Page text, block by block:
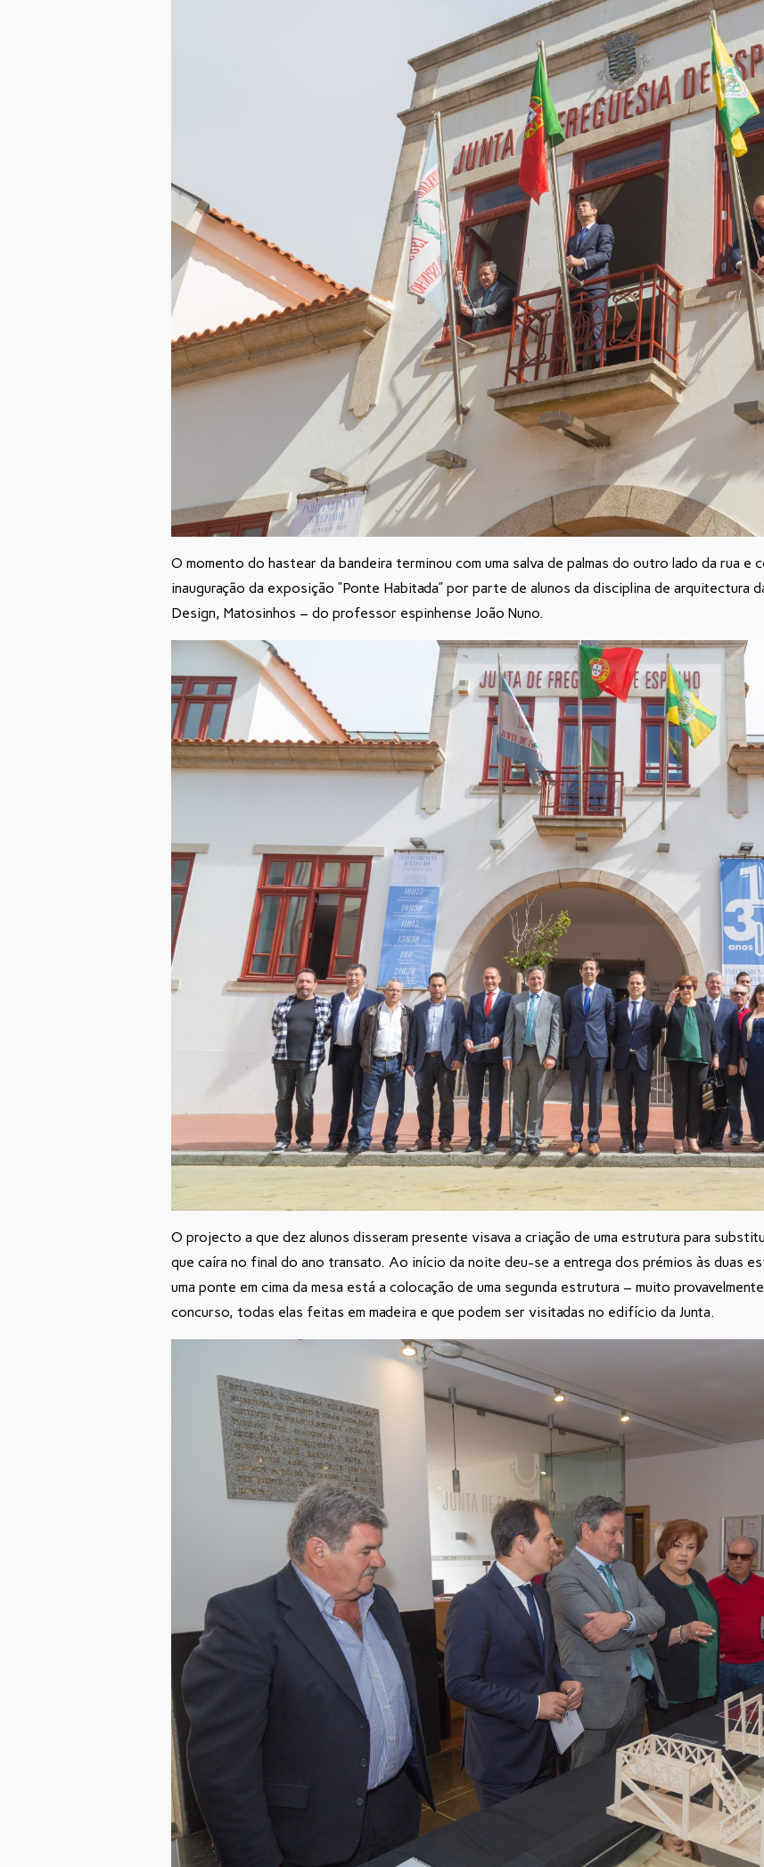
O momento do hastear da bandeira terminou com uma salva de palmas do outro lado da rua
inauguração da exposição “Ponte Habitada” por parte de alunos da disciplina de arquitectura
Design, Matosinhos – do professor espinhense João Nuno.
O projecto a que dez alunos disseram presente visava a criação de uma estrutura para
que caíra no final do ano transato. Ao início da noite deu-se a entrega dos prémios às duas
uma ponte em cima da mesa está a colocação de uma segunda estrutura – muito
concurso, todas elas feitas em madeira e que podem ser visitadas no edifício da Junta.